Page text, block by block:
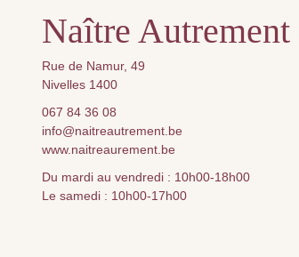
Naître Autrement
Rue de Namur, 49
Nivelles 1400
067 84 36 08
info@naitreautrement.be
www.naitreaurement.be
Du mardi au vendredi : 10h00-18h00
Le samedi : 10h00-17h00